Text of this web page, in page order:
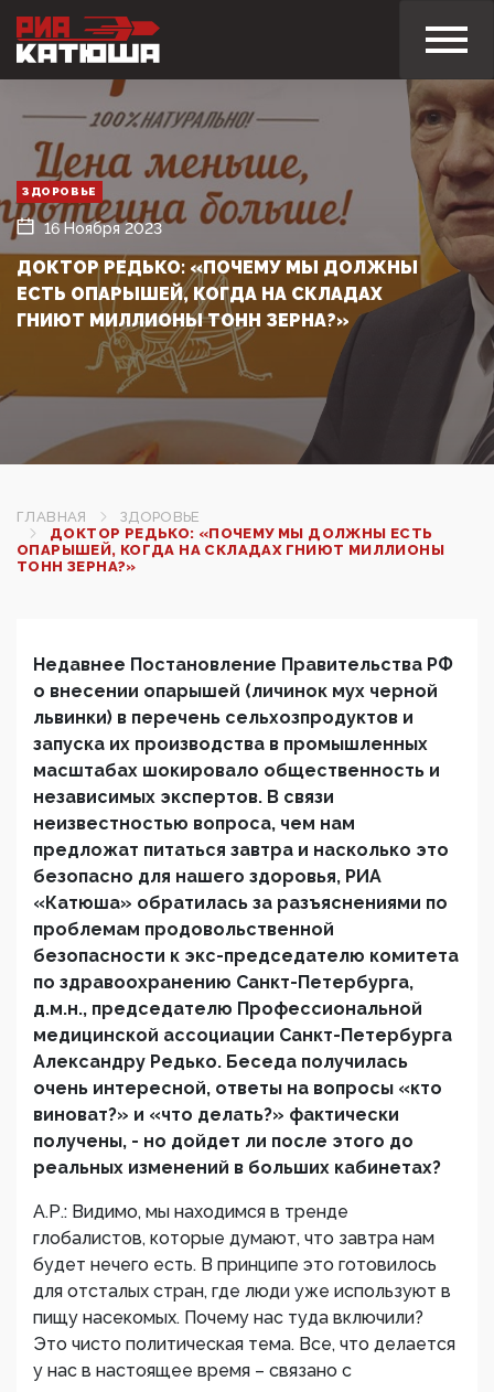
ЗДОРОВЬЕ
16 Ноября 2023
ДОКТОР РЕДЬКО: «ПОЧЕМУ МЫ ДОЛЖНЫ
ЕСТЬ ОПАРЫШЕЙ, КОГДА НА СКЛАДАХ
ГНИЮТ МИЛЛИОНЫ ТОНН ЗЕРНА?»
ГЛАВНАЯ
ЗДОРОВЬЕ
ДОКТОР РЕДЬКО: «ПОЧЕМУ МЫ ДОЛЖНЫ ЕСТЬ
ОПАРЫШЕЙ, КОГДА НА СКЛАДАХ ГНИЮТ МИЛЛИОНЫ
ТОНН ЗЕРНА?»
Недавнее Постановление Правительства РФ
о внесении опарышей (личинок мух черной
львинки) в перечень сельхозпродуктов и
запуска их производства в промышленных
масштабах шокировало общественность и
независимых экспертов. В связи
неизвестностью вопроса, чем нам
предложат питаться завтра и насколько это
безопасно для нашего здоровья, РИА
«Катюша» обратилась за разъяснениями по
проблемам продовольственной
безопасности к экс-председателю комитета
по здравоохранению Санкт-Петербурга,
д.м.н., председателю Профессиональной
медицинской ассоциации Санкт-Петербурга
Александру Редько. Беседа получилась
очень интересной, ответы на вопросы «кто
виноват?» и «что делать?» фактически
получены, - но дойдет ли после этого до
реальных изменений в больших кабинетах?
А.Р.: Видимо, мы находимся в тренде
глобалистов, которые думают, что завтра нам
будет нечего есть. В принципе это готовилось
для отсталых стран, где люди уже используют в
пищу насекомых. Почему нас туда включили?
Это чисто политическая тема. Все, что делается
у нас в настоящее время – связано с